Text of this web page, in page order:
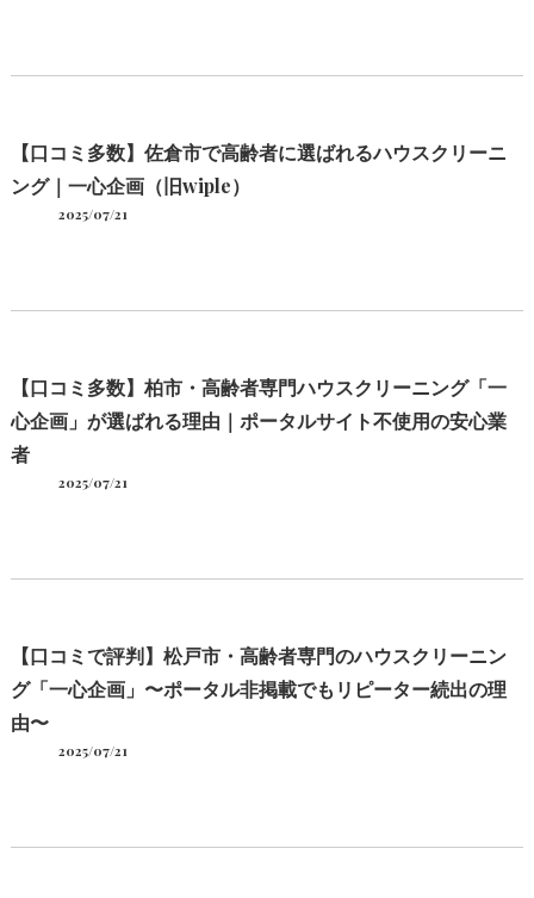
【口コミ多数】佐倉市で高齢者に選ばれるハウスクリーニ
ング｜一心企画（旧wiple）
2025/07/21
【口コミ多数】柏市・高齢者専門ハウスクリーニング「一
心企画」が選ばれる理由｜ポータルサイト不使用の安心業
者
2025/07/21
【口コミで評判】松戸市・高齢者専門のハウスクリーニン
グ「一心企画」〜ポータル非掲載でもリピーター続出の理
由〜
2025/07/21